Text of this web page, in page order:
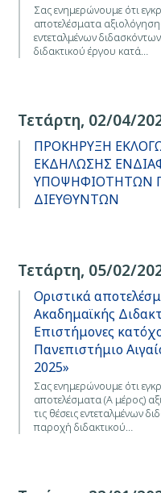
Σας ενημερώνουμε ότι
αποτελέσματα
εντεταλμένων
διδακτικού έργου κατά…
Τετάρτη, 02/04/
ΠΡΟΚΗΡΥΞΗ
ΕΚΔΗΛΩΣΗΣ
ΥΠΟΨΗΦΙΟΤΗΤΩΝ
ΔΙΕΥΘΥΝΤΩΝ
Τετάρτη, 05/02/
Οριστικά
Ακαδημαϊκής
Επιστήμονες
Πανεπιστήμιο
2025»
Σας ενημερώνουμε ότι
αποτελέσματα (Α μέρος)
τις θέσεις εντεταλμένων
παροχή διδακτικού…